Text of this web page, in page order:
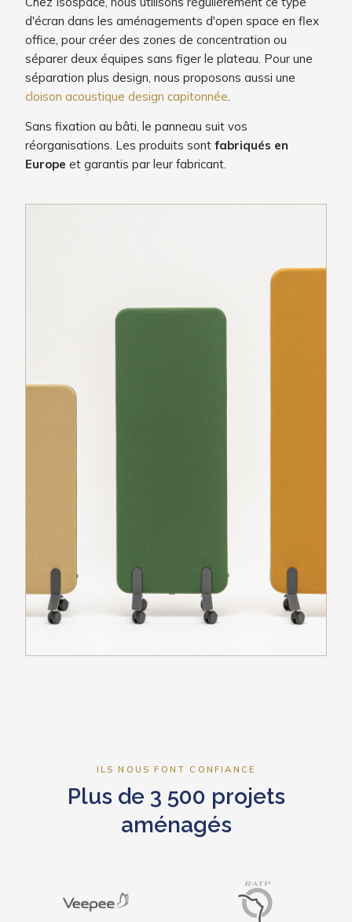
d'écran dans les aménagements d'open space en flex
office, pour créer des zones de concentration ou
séparer deux équipes sans figer le plateau. Pour une
séparation plus design, nous proposons aussi une
cloison acoustique design capitonnée
Sans fixation au bâti, le panneau suit vos
réorganisations. Les produits sont fabriqués en
Europe et garantis par leur fabricant.
ILS NOUS FONT CONFIANCE
Plus de 3 500 projets
aménagés